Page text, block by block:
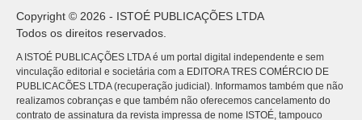
Copyright © 2026 - ISTOÉ PUBLICAÇÕES LTDA
Todos os direitos reservados.
A ISTOÉ PUBLICAÇÕES LTDA é um portal digital independente e sem
vinculação editorial e societária com a EDITORA TRES COMÉRCIO DE
PUBLICACÕES LTDA (recuperação judicial). Informamos também que não
realizamos cobranças e que também não oferecemos cancelamento do
contrato de assinatura da revista impressa de nome ISTOÉ, tampouco